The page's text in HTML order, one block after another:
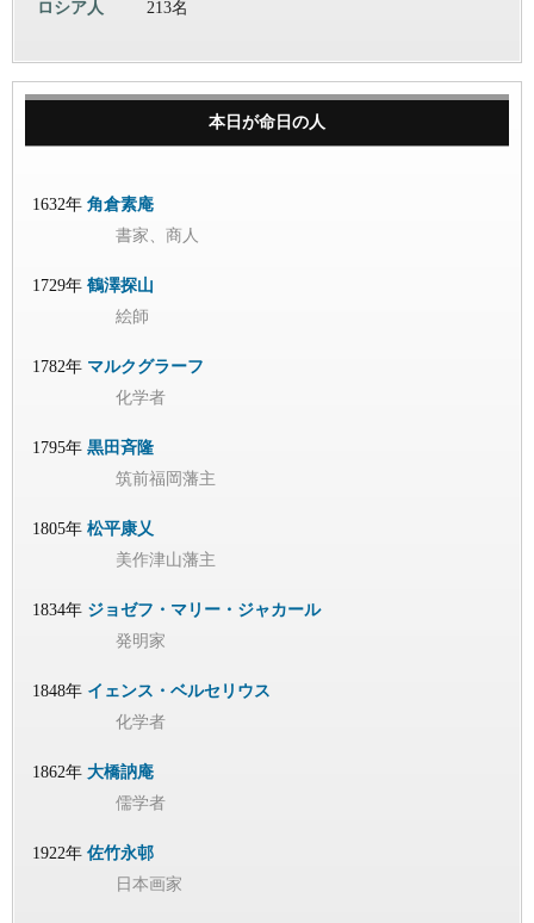
ロシア人 213名
本日が命日の人
1632年 角倉素庵
書家、商人
1729年 鶴澤探山
絵師
1782年 マルクグラーフ
化学者
1795年 黒田斉隆
筑前福岡藩主
1805年 松平康乂
美作津山藩主
1834年 ジョゼフ・マリー・ジャカール
発明家
1848年 イェンス・ベルセリウス
化学者
1862年 大橋訥庵
儒学者
1922年 佐竹永邨
日本画家